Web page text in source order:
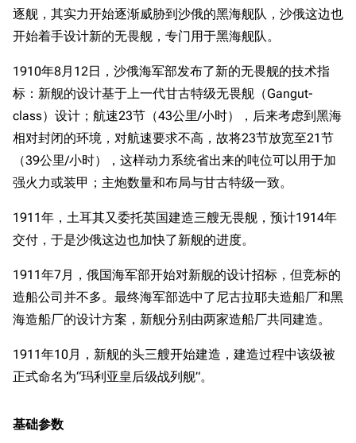
逐舰，其实力开始逐渐威胁到沙俄的黑海舰队，沙俄这边也
开始着手设计新的无畏舰，专门用于黑海舰队。
1910年8月12日，沙俄海军部发布了新的无畏舰的技术指
标：新舰的设计基于上一代甘古特级无畏舰（Gangut-
class）设计；航速23节（43公里/小时），后来考虑到黑海
相对封闭的环境，对航速要求不高，故将23节放宽至21节
（39公里/小时），这样动力系统省出来的吨位可以用于加
强火力或装甲；主炮数量和布局与甘古特级一致。
1911年，土耳其又委托英国建造三艘无畏舰，预计1914年
交付，于是沙俄这边也加快了新舰的进度。
1911年7月，俄国海军部开始对新舰的设计招标，但竞标的
造船公司并不多。最终海军部选中了尼古拉耶夫造船厂和黑
海造船厂的设计方案，新舰分别由两家造船厂共同建造。
1911年10月，新舰的头三艘开始建造，建造过程中该级被
正式命名为“玛利亚皇后级战列舰”。
基础参数